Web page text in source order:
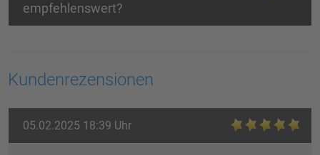
empfehlenswert?
Kundenrezensionen
05.02.2025 18:39 Uhr